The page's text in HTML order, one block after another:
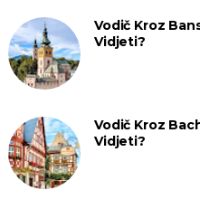
Vodič Kroz
Vidjeti?
Vodič Kroz
Vidjeti?